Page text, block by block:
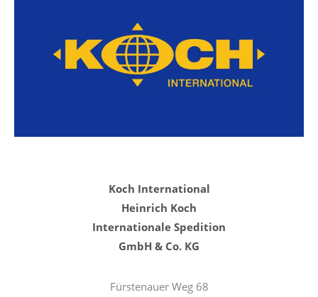
Koch International
Heinrich Koch
Internationale Spedition
GmbH & Co. KG
Fürstenauer Weg 68